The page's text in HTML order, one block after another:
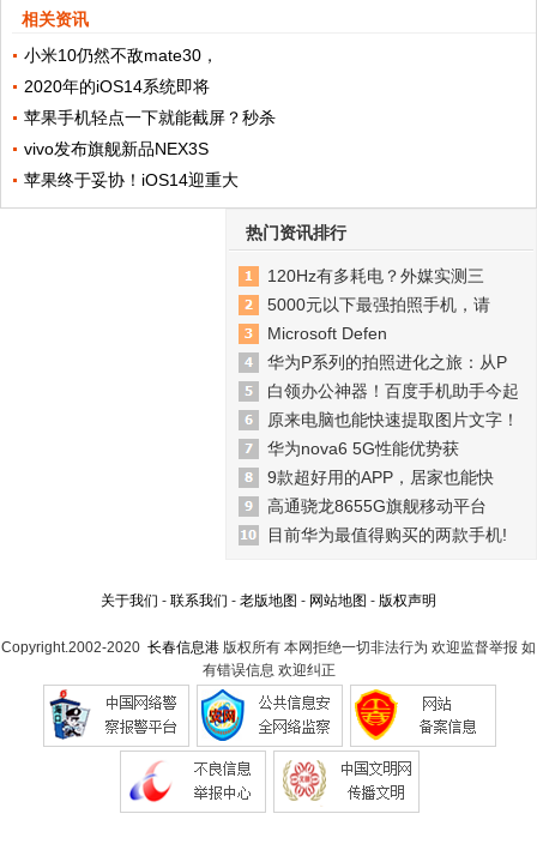
相关资讯
小米10仍然不敌mate30，
2020年的iOS14系统即将
苹果手机轻点一下就能截屏？秒杀
vivo发布旗舰新品NEX3S
苹果终于妥协！iOS14迎重大
热门资讯排行
120Hz有多耗电？外媒实测三
5000元以下最强拍照手机，请
Microsoft Defen
华为P系列的拍照进化之旅：从P
白领办公神器！百度手机助手今起
原来电脑也能快速提取图片文字！
华为nova6 5G性能优势获
9款超好用的APP，居家也能快
高通骁龙8655G旗舰移动平台
目前华为最值得购买的两款手机!
关于我们 - 联系我们 - 老版地图 - 网站地图 - 版权声明
Copyright.2002-2020 长春信息港 版权所有 本网拒绝一切非法行为 欢迎监督举报 如
有错误信息 欢迎纠正